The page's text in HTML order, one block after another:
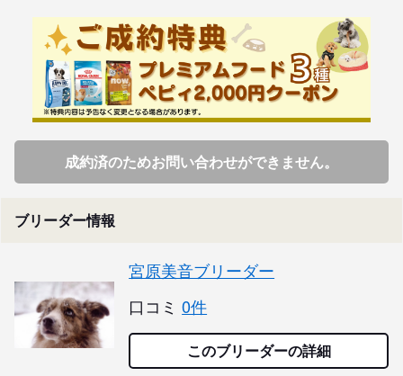
成約済のためお問い合わせができません。
ブリーダー情報
宮原美音ブリーダー
口コミ 0件
このブリーダーの詳細